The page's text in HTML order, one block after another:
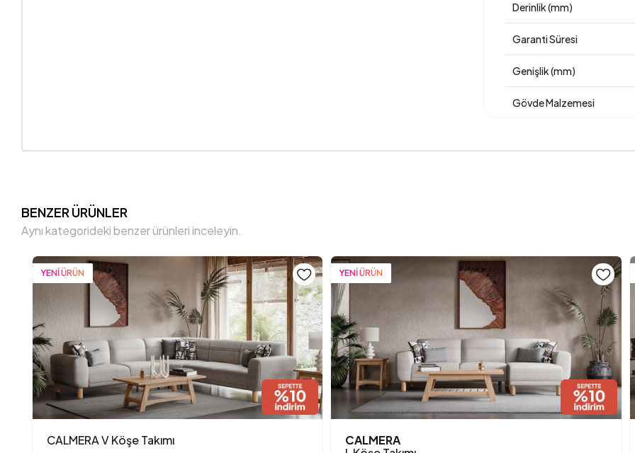
Derinlik (mm)
Garanti Süresi
Genişlik (mm)
Gövde Malzemesi
Kırlent 2 Adet
Kırlent 2 Kumaş Rengi
Kırlent 2 Ölçü
Kırlent Adedi
Kol Genişliği (mm)
BENZER ÜRÜNLER
Aynı kategorideki benzer ürünleri inceleyin.
YENİ ÜRÜN
CALMERA V Köşe Takımı
YENİ ÜRÜN
CALMERA